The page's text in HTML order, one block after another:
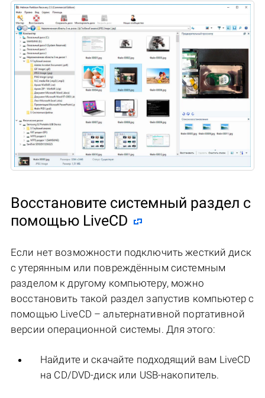
Восстановите системный раздел с
помощью LiveCD
Если нет возможности подключить жесткий диск
с утерянным или повреждённым системным
разделом к другому компьютеру, можно
восстановить такой раздел запустив компьютер с
помощью LiveCD – альтернативной портативной
версии операционной системы. Для этого:
Найдите и скачайте подходящий вам LiveCD
на CD/DVD-диск или USB-накопитель.